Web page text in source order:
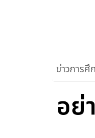
ข่าวการศึ
อย่